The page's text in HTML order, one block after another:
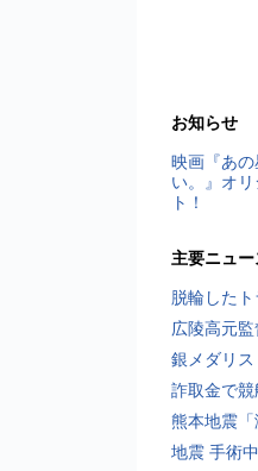
お知らせ
映画『あ
い。』オ
ト！
主要ニュー
脱輪した
広陵高元
銀メダリ
詐取金で
熊本地震
地震 手術